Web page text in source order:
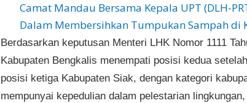
Camat Mandau Bersama Kepala UPT (DLH-
Dalam Membersihkan Tumpukan Sampah di
Berdasarkan keputusan Menteri LHK Nomor 1111
Kabupaten Bengkalis menempati posisi kedua
posisi ketiga Kabupaten Siak, dengan kategori
mempunyai kepedulian dalam pelestarian